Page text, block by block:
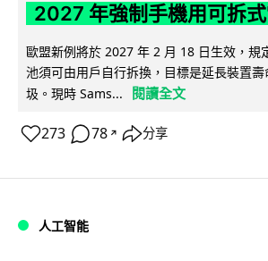
2027 年強制手機用可拆
歐盟新例將於 2027 年 2 月 18 日生效，規
池須可由用戶自行拆換，目標是延長裝置
圾。現時 Sams...
閱讀全文
273 78 ↗ 分享
人工智能